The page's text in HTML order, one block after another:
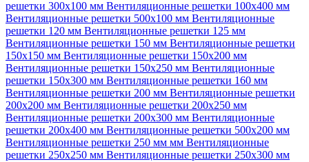
решетки 300х100 мм Вентиляционные решетки 100х400 мм
Вентиляционные решетки 500х100 мм Вентиляционные
решетки 120 мм Вентиляционные решетки 125 мм
Вентиляционные решетки 150 мм Вентиляционные решетки
150х150 мм Вентиляционные решетки 150х200 мм
Вентиляционные решетки 150х250 мм Вентиляционные
решетки 150х300 мм Вентиляционные решетки 160 мм
Вентиляционные решетки 200 мм Вентиляционные решетки
200х200 мм Вентиляционные решетки 200х250 мм
Вентиляционные решетки 200х300 мм Вентиляционные
решетки 200х400 мм Вентиляционные решетки 500х200 мм
Вентиляционные решетки 250 мм мм Вентиляционные
решетки 250х250 мм Вентиляционные решетки 250х300 мм